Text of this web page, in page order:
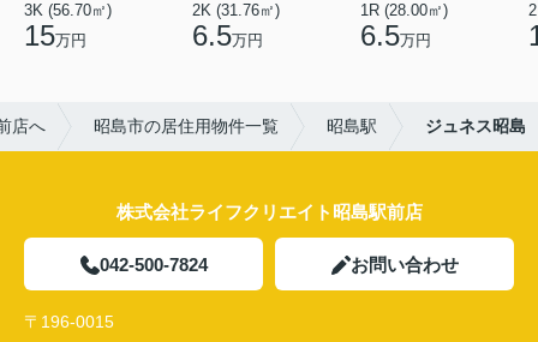
3K (56.70㎡)
15万円
2K (31.76㎡)
6.5万円
1R (28.00㎡)
6.5万円
店へ 昭島市の居住用物件一覧 昭島駅 ジュネス昭島
株式会社ライフクリエイト昭島駅前店
042-500-7824 お問い合わせ
〒196-0015